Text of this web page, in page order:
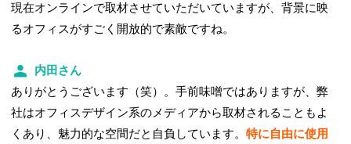
現在オンラインで取材させていただいていますが、背景に映
るオフィスがすごく開放的で素敵ですね。
内田さん
ありがとうございます（笑）。手前味噌ではありますが、弊
社はオフィスデザイン系のメディアから取材されることもよ
くあり、魅力的な空間だと自負しています。特に自由に使用